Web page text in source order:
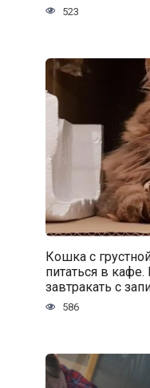
523
Кошка с
питаться в
завтракать с
586